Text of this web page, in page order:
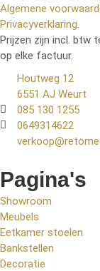
Algemene
Privacyverklaring
Prijzen zijn incl. btw
op elke factuur.
Houtweg 12
6551 AJ Weurt
085 130 1255
0649314622
Pagina's
Showroom
Meubels
Eetkamer stoelen
Bankstellen
Decoratie